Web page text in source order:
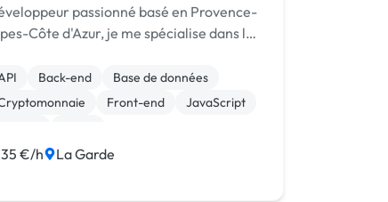
passionné basé en Provence-
Côte d'Azur, je me spécialise dans la
Ma curiosité naturelle et
attention aux détails me poussent à
Back-end
Base de données
Front-end
JavaScript
de site internet
35 €/h La Garde